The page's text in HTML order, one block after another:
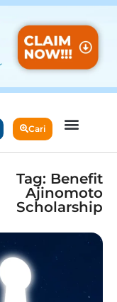
Cari
Tag: Benefit
Ajinomoto
Scholarship